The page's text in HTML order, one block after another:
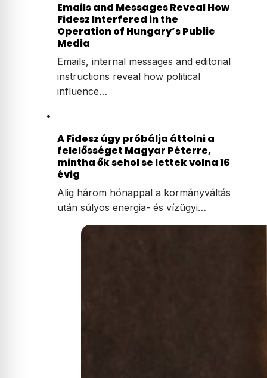
Emails and Messages Reveal How
Fidesz Interfered in the
Operation of Hungary’s Public
Media
Emails, internal messages and editorial
instructions reveal how political
influence…
A Fidesz úgy próbálja áttolni a
felelősséget Magyar Péterre,
mintha ők sehol se lettek volna 16
évig
Alig három hónappal a kormányváltás
után súlyos energia- és vízügyi…